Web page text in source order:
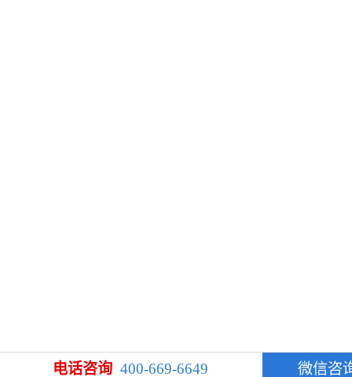
电话咨询 400-669-6649 微信咨